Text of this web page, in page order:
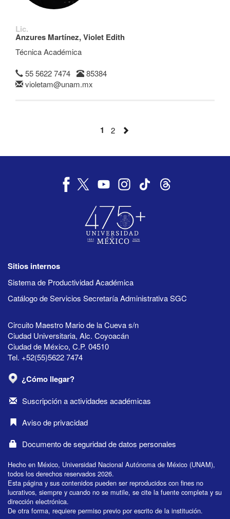
Lic.
Anzures Martínez, Violet Edith
Técnica Académica
55 5622 7474
85384
violetam@unam.mx
1 2
Sitios internos
Sistema de Productividad Académica
Catálogo de Servicios Secretaría Administrativa SGC
Circuito Maestro Mario de la Cueva s/n
Ciudad Universitaria, Alc. Coyoacán
Ciudad de México, C.P. 04510
Tel. +52(55)5622 7474
¿Cómo llegar?
Suscripción a actividades académicas
Aviso de privacidad
Documento de seguridad de datos personales
Hecho en México, Universidad Nacional Autónoma de México (UNAM),
todos los derechos reservados 2026.
Esta página y sus contenidos pueden ser reproducidos con fines no
lucrativos, siempre y cuando no se mutile, se cite la fuente completa y su
dirección electrónica.
De otra forma, requiere permiso previo por escrito de la institución.